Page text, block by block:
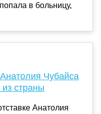
в больницу,
Чубайса
страны
Анатолия